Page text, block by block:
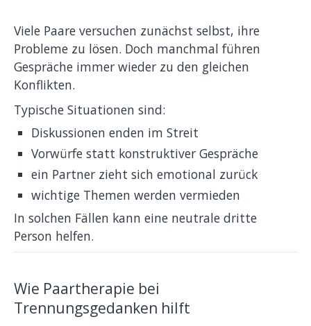
Viele Paare versuchen zunächst selbst, ihre
Probleme zu lösen. Doch manchmal führen
Gespräche immer wieder zu den gleichen
Konflikten.
Typische Situationen sind:
Diskussionen enden im Streit
Vorwürfe statt konstruktiver Gespräche
ein Partner zieht sich emotional zurück
wichtige Themen werden vermieden
In solchen Fällen kann eine neutrale dritte
Person helfen.
Wie Paartherapie bei
Trennungsgedanken hilft